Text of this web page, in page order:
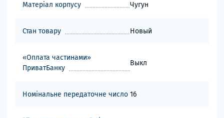
Матеріал корпусу Чугун
Стан товару Новый
«Оплата частинами»
ПриватБанку
Выкл
Номінальне передаточне число 16